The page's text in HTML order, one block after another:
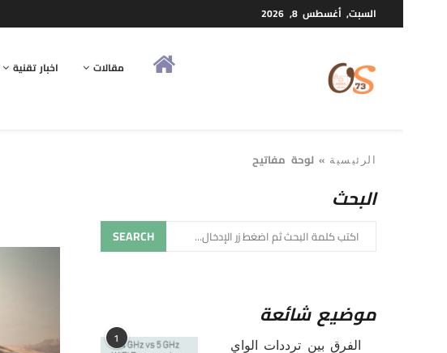
السبت, أغسطس 8, 2026
مقالات اخبار تقنية
الرئيسية »لوحة مفاتيح
البحث
SEARCH
موضيع شائعة
1
الفرق بين ترددات الواي